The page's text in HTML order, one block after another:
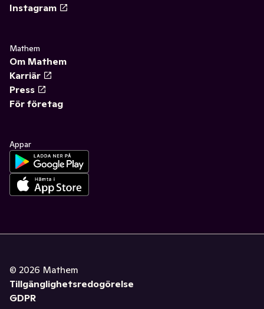
Instagram
Mathem
Om Mathem
Karriär
Press
För företag
Appar
© 2026 Mathem
Tillgänglighetsredogörelse
GDPR